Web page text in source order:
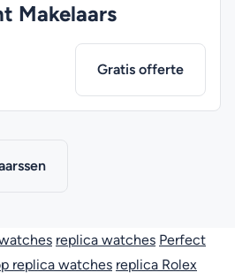
Makelaars
Gratis offerte
replica watches Perfect
replica watches replica Rolex